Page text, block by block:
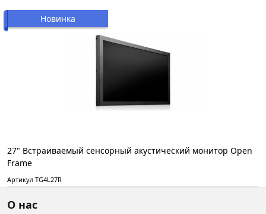
Новинка
27" Встраиваемый сенсорный акустический монитор Open
Frame
Артикул TG4L27R
О нас